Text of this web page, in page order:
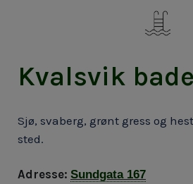
Kvalsvik
Sjø, svaberg, grønt gress og
sted.
Adresse: Sundgata 167